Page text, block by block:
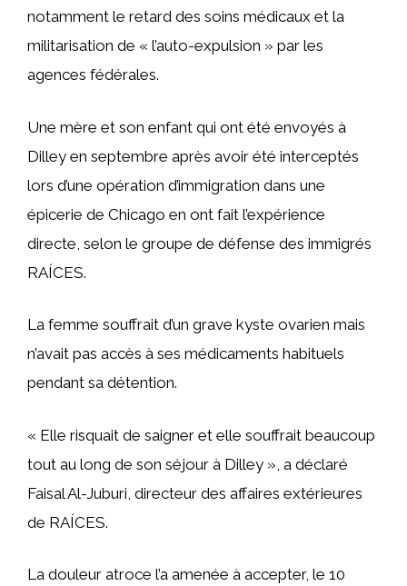
notamment le retard des soins médicaux et la
militarisation de « l’auto-expulsion » par les
agences fédérales.
Une mère et son enfant qui ont été envoyés à
Dilley en septembre après avoir été interceptés
lors d’une opération d’immigration dans une
épicerie de Chicago en ont fait l’expérience
directe, selon le groupe de défense des immigrés
RAÍCES.
La femme souffrait d’un grave kyste ovarien mais
n’avait pas accès à ses médicaments habituels
pendant sa détention.
« Elle risquait de saigner et elle souffrait beaucoup
tout au long de son séjour à Dilley », a déclaré
Faisal Al-Juburi, directeur des affaires extérieures
de RAÍCES.
La douleur atroce l’a amenée à accepter, le 10